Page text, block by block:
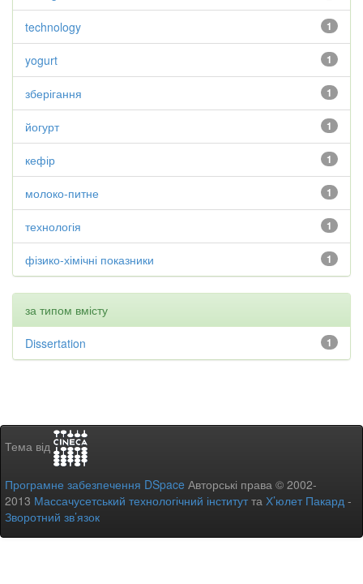
1
technology
1
yogurt
1
зберігання
1
йогурт
1
кефір
1
молоко-питне
1
технологія
1
фізико-хімічні показники
за типом вмісту
1
Dissertation
Тема від
Програмне забезпечення DSpace Авторські права © 2002-
2013 Массачусетський технологічний інститутта Х’юлет Пакард -
Зворотний зв’язок